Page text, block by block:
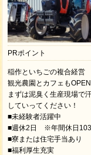
PRポイント
稲作といちごの複合経営
観光農園とカフェもOPEN
まずは泥臭く生産現場で
していってください！
■未経験者活躍中
■週休2日 ※年間休日103
■寮または住宅手当あり
■福利厚生充実